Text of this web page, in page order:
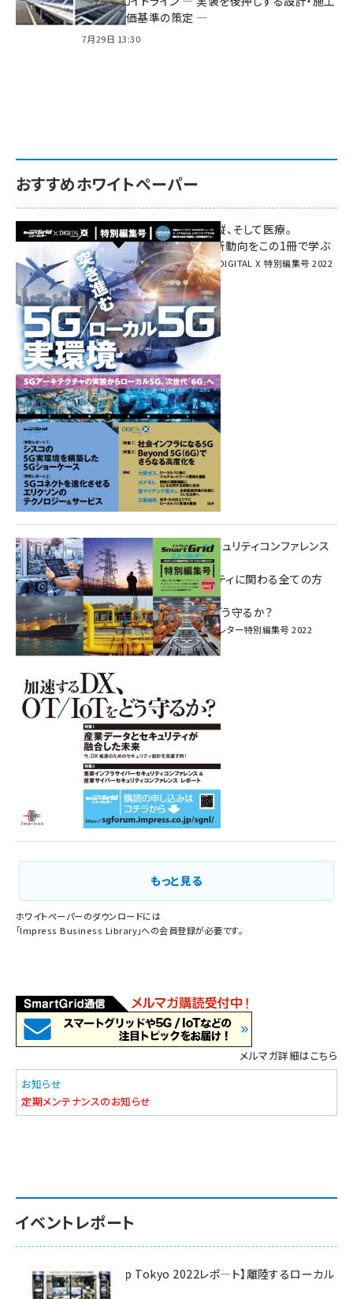
方針と評価基準の策定 ―
7月29日 13:30
おすすめホワイトペーパー
環境対策、建機の遠隔操縦、そして医療。
次世代通信規格「5G」最新動向をこの1冊で学ぶ
SmartGrid ニューズレター × DIGITAL X 特別編集号 2022
Summer
重要インフラサイバーセキュリティコンファレンス
特別電子版！
― 産業サイバーセキュリティに関わる全ての方
へ！ ―
加速するDX、OT/IoTをどう守るか？
インプレス SmartGridニューズレター特別編集号 2022
Vol.1
もっと見る
ホワイトペーパーのダウンロードには
「Impress Business Library」への会員登録が必要です。
メルマガ詳細はこちら
お知らせ
定期メンテナンスのお知らせ
イベントレポート
【Interop Tokyo 2022レポ—ト】離陸するローカル
5G！